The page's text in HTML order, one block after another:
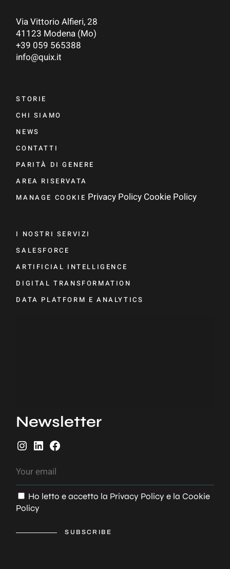
Via Vittorio Alfieri, 28
41123 Modena (Mo)
+39 059 565388
info@quix.it
STORIE
CHI SIAMO
NEWS
CONTATTI
PARITÀ DI GENERE
AREA RISERVATA
MANAGE COOKIE Privacy Policy Cookie Policy
I NOSTRI SERVIZI
SALESFORCE
ARTIFICIAL INTELLIGENCE
DIGITAL TRANSFORMATION
DATA PLATFORM E ANALYTICS
Newsletter
Ho letto e accetto la Privacy Policy e laCookie
Policy
SUBSCRIBE